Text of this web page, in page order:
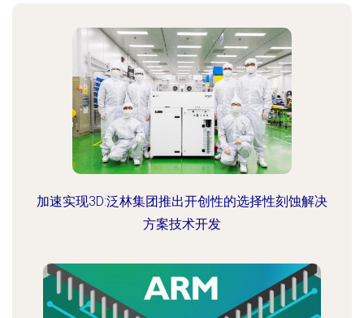
加速实现3D:泛林集团推出开创性的选择性刻蚀解决
方案技术开发